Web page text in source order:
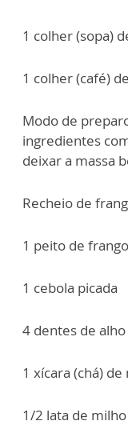
1 colher (sopa)
1 colher (café)
Modo de
ingredientes
deixar a massa
Recheio de
1 peito de
1 cebola picada
4 dentes de
1 xícara (chá)
1/2 lata de